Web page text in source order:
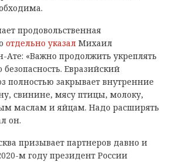
продовольственная
отдельно указал Михаил
«Важно продолжить укреплять
Евразийский
полностью закрывает внутренние
свинине, мясу птицы, молоку,
маслам и яйцам. Надо расширять
он.
призывает партнеров давно и
м году президент России